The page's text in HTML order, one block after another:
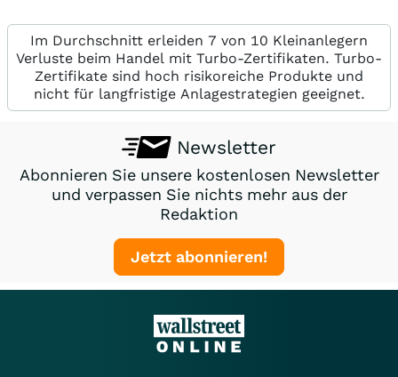
Im Durchschnitt erleiden 7 von 10 Kleinanlegern
Verluste beim Handel mit Turbo-Zertifikaten. Turbo-
Zertifikate sind hoch risikoreiche Produkte und
nicht für langfristige Anlagestrategien geeignet.
Newsletter
Abonnieren Sie unsere kostenlosen Newsletter
und verpassen Sie nichts mehr aus der
Redaktion
Jetzt abonnieren!